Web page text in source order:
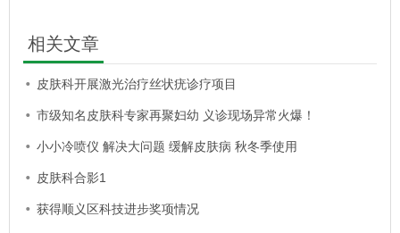
相关文章
皮肤科开展激光治疗丝状疣诊疗项目
市级知名皮肤科专家再聚妇幼 义诊现场异常火爆！
小小冷喷仪 解决大问题 缓解皮肤病 秋冬季使用
皮肤科合影1
获得顺义区科技进步奖项情况